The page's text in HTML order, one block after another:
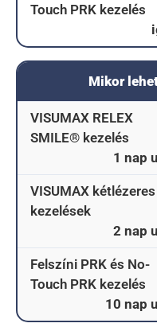
Touch PRK kezelés
Mikor
VISUMAX RELEX
SMILE® kezelés
1 nap
VISUMAX kétlézeres
kezelések
2 nap
Felszíni PRK és No-
Touch PRK kezelés
10 nap